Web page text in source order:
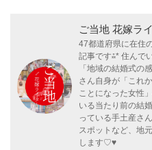
ご当地 花嫁ラ
47都道府県に在住
記事です⁂* 住んで
「地域の結婚式の
さん自身が「これ
ことになった女性
いる当たり前の結
っている手土産さ
スポットなど、地
します♡♥